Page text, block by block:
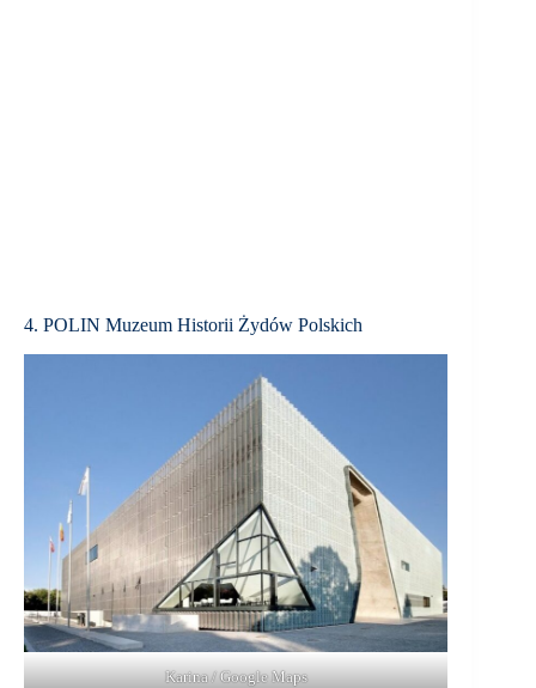
4. POLIN Muzeum Historii Żydów Polskich
Karina / Google Maps